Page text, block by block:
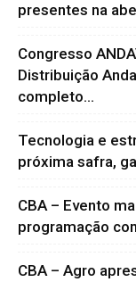
presentes na
Congresso
Distribuição
completo...
Tecnologia e
próxima safra,
CBA – Evento
programação
CBA – Agro